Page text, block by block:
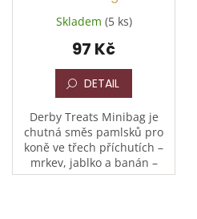
Skladem (5 ks)
97 Kč
DETAIL
Derby Treats Minibag je
chutná směs pamlsků pro
koně ve třech příchutích –
mrkev, jablko a banán –
balená po 80 g.